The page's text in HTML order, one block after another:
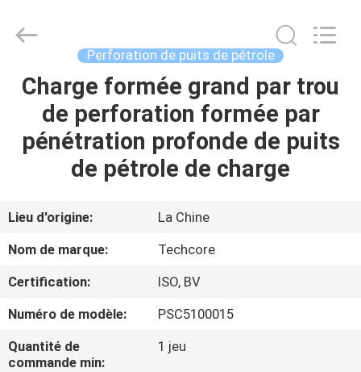
MAISON
PRODUITS
SUJET
DE
NOUS
VISITE
D'USINE
Tools
Reserved.
Perforation de puits de pétrole
Charge formée grand par trou
de perforation formée par
pénétration profonde de puits
de pétrole de charge
Lieu d'origine:
La Chine
Nom de marque:
Techcore
Certification:
ISO, BV
Numéro de modèle:
PSC5100015
Quantité de
commande min:
1 jeu